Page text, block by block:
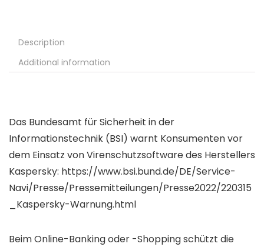
Description
Additional information
Das Bundesamt für Sicherheit in der
Informationstechnik (BSI) warnt Konsumenten vor
dem Einsatz von Virenschutzsoftware des Herstellers
Kaspersky: https://www.bsi.bund.de/DE/Service-
Navi/Presse/Pressemitteilungen/Presse2022/220315
_Kaspersky-Warnung.html
Beim Online-Banking oder -Shopping schützt die